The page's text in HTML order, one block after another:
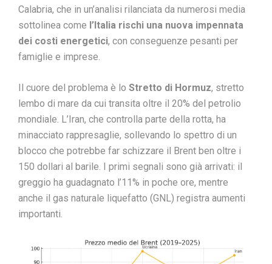
Calabria, che in un’analisi rilanciata da numerosi media
sottolinea come l’Italia rischi una nuova impennata
dei costi energetici, con conseguenze pesanti per
famiglie e imprese.
Il cuore del problema è lo Stretto di Hormuz, stretto
lembo di mare da cui transita oltre il 20% del petrolio
mondiale. L’Iran, che controlla parte della rotta, ha
minacciato rappresaglie, sollevando lo spettro di un
blocco che potrebbe far schizzare il Brent ben oltre i
150 dollari al barile. I primi segnali sono già arrivati: il
greggio ha guadagnato l’11% in poche ore, mentre
anche il gas naturale liquefatto (GNL) registra aumenti
importanti.